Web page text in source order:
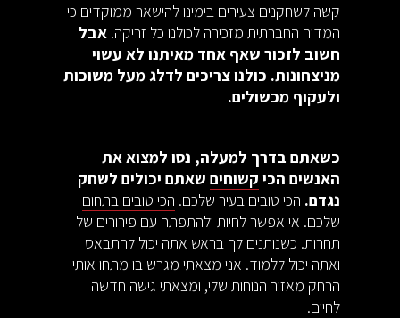
קשה לשחקנים צעירים בימינו להישאר ממוקדים כי
המדיה החברתית מזכירה לכולנו כל זריקה.אבל
חשוב לזכור שאף אחד מאיתנו לא עשוי
מניצחונות. כולנו צריכים לדלג מעל משוכות
ולעקוף מכשולים.
כשאתם בדרך למעלה, נסו למצוא את
האנשים הכי קשוחים שאתם יכולים לשחק
נגדם. הכי טובים בעיר שלכם. הכי טובים בתחום
שלכם. אי אפשר לחיות ולהתפתח עם פירורים של
תחרות. כשנותנים לך בראש אתה יכול להתבאס
ואתה יכול ללמוד. אני מצאתי מגרש בו מתחו אותי
הרחק מאזור הנוחות שלי, ומצאתי גישה חדשה
לחיים.